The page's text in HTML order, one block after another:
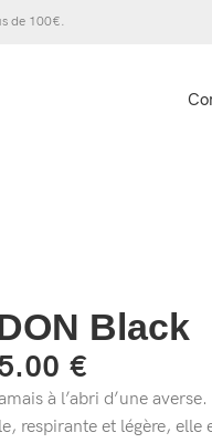
de 100€.
Black
€
à l’abri d’une
respirante et légère,